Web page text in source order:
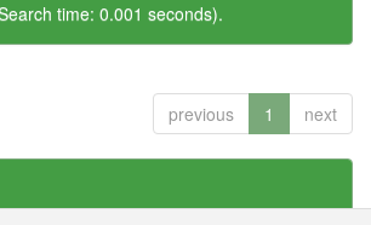
time: 0.001 seconds).
previous 1 next